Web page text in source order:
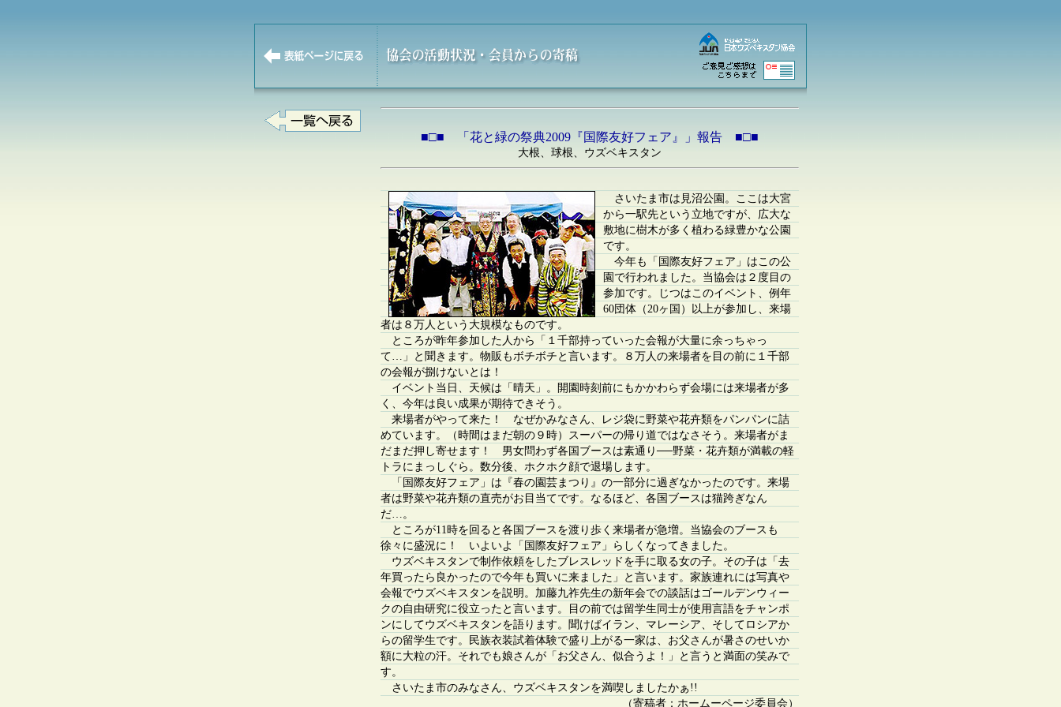
■□■ 「花と緑の祭典2009『国際友好フェア』」報告 ■□■
大根、球根、ウズベキスタン
さいたま市は見沼公園。ここは大宮
から一駅先という立地ですが、広大な
敷地に樹木が多く植わる緑豊かな公園
です。
今年も「国際友好フェア」はこの公
園で行われました。当協会は２度目の
参加です。じつはこのイベント、例年
60団体（20ヶ国）以上が参加し、来場
者は８万人という大規模なものです。
ところが昨年参加した人から「１千部持っていった会報が大量に余っちゃっ
て…」と聞きます。物販もボチボチと言います。８万人の来場者を目の前に１千部
の会報が捌けないとは！
イベント当日、天候は「晴天」。開園時刻前にもかかわらず会場には来場者が多
く、今年は良い成果が期待できそう。
来場者がやって来た！ なぜかみなさん、レジ袋に野菜や花卉類をパンパンに詰
めています。（時間はまだ朝の９時）スーパーの帰り道ではなさそう。来場者がま
だまだ押し寄せます！ 男女問わず各国ブースは素通り──野菜・花卉類が満載の軽
トラにまっしぐら。数分後、ホクホク顔で退場します。
「国際友好フェア」は『春の園芸まつり』の一部分に過ぎなかったのです。来場
者は野菜や花卉類の直売がお目当てです。なるほど、各国ブースは猫跨ぎなん
だ…。
ところが11時を回ると各国ブースを渡り歩く来場者が急増。当協会のブースも
徐々に盛況に！ いよいよ「国際友好フェア」らしくなってきました。
ウズベキスタンで制作依頼をしたブレスレッドを手に取る女の子。その子は「去
年買ったら良かったので今年も買いに来ました」と言います。家族連れには写真や
会報でウズベキスタンを説明。加藤九祚先生の新年会での談話はゴールデンウィー
クの自由研究に役立ったと言います。目の前では留学生同士が使用言語をチャンポ
ンにしてウズベキスタンを語ります。聞けばイラン、マレーシア、そしてロシアか
らの留学生です。民族衣装試着体験で盛り上がる一家は、お父さんが暑さのせいか
額に大粒の汗。それでも娘さんが「お父さん、似合うよ！」と言うと満面の笑みで
す。
さいたま市のみなさん、ウズベキスタンを満喫しましたかぁ!!
（寄稿者：ホームーページ委員会）